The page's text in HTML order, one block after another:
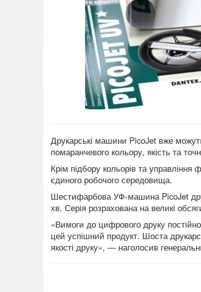
Друкарські машини PicoJet вже
помаранчевого кольору, якість та
Крім підбору кольорів та
єдиного робочого середовища.
Шестифарбова УФ-машина PicoJet
хв. Серія розрахована на великі
«Вимоги до цифрового друку
цей успішний продукт. Шоста
якості друку», — наголосив